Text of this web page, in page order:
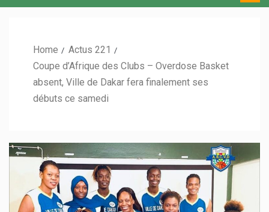
Home
Actus 221
Coupe d’Afrique des Clubs – Overdose Basket
absent, Ville de Dakar fera finalement ses
débuts ce samedi